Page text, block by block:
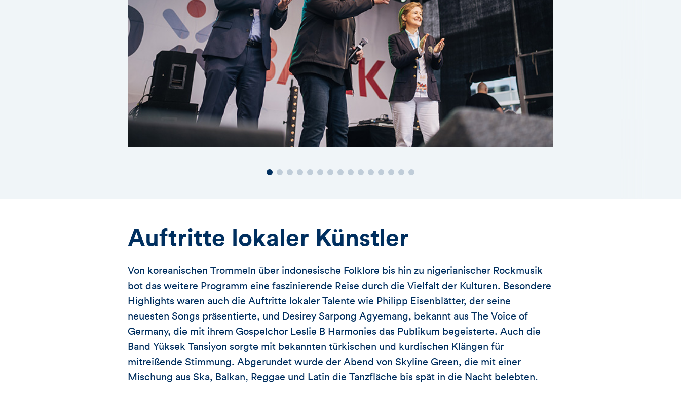
Auftritte lokaler Künstler
Von koreanischen Trommeln über indonesische Folklore bis hin zu nigerianischer Rockmusik
bot das weitere Programm eine faszinierende Reise durch die Vielfalt der Kulturen. Besondere
Highlights waren auch die Auftritte lokaler Talente wie Philipp Eisenblätter, der seine
neuesten Songs präsentierte, und Desirey Sarpong Agyemang, bekannt aus The Voice of
Germany, die mit ihrem Gospelchor Leslie B Harmonies das Publikum begeisterte. Auch die
Band Yüksek Tansiyon sorgte mit bekannten türkischen und kurdischen Klängen für
mitreißende Stimmung. Abgerundet wurde der Abend von Skyline Green, die mit einer
Mischung aus Ska, Balkan, Reggae und Latin die Tanzfläche bis spät in die Nacht belebten.